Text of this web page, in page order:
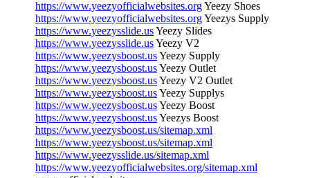
https://www.yeezyofficialwebsites.orgYeezy Shoes
https://www.yeezyofficialwebsites.orgYeezys Supply
https://www.yeezysslide.usYeezy Slides
https://www.yeezysslide.usYeezy V2
https://www.yeezysboost.usYeezy Supply
https://www.yeezysboost.usYeezy Outlet
https://www.yeezysboost.usYeezy V2 Outlet
https://www.yeezysboost.usYeezy Supplys
https://www.yeezysboost.usYeezy Boost
https://www.yeezysboost.usYeezys Boost
https://www.yeezysboost.us/sitemap.xml
https://www.yeezysboost.us/sitemap.xml
https://www.yeezysslide.us/sitemap.xml
https://www.yeezyofficialwebsites.org/sitemap.xml